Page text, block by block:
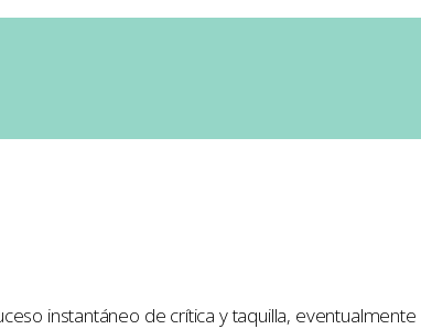
instantáneo de crítica y taquilla,